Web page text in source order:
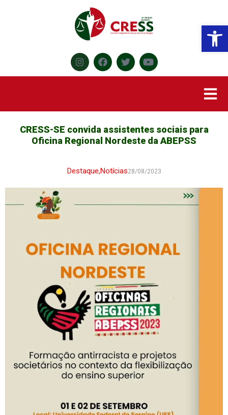
CRESS-SE convida assistentes sociais para
Oficina Regional Nordeste da ABEPSS
Destaque,Notícias28/08/2023